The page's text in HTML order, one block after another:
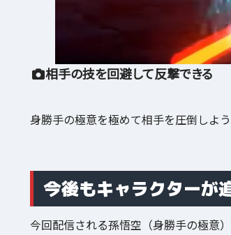
相手の技を回避して反撃できる
身勝手の極意を極めて相手を圧倒しよう
今後もキャラクターが
今回配信される孫悟空（身勝手の極意